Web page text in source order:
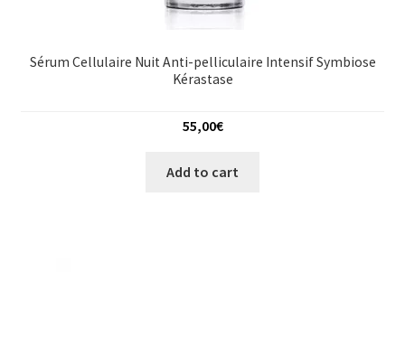
Sérum Cellulaire Nuit Anti-pelliculaire Intensif Symbiose
Kérastase
55,00€
Add to cart